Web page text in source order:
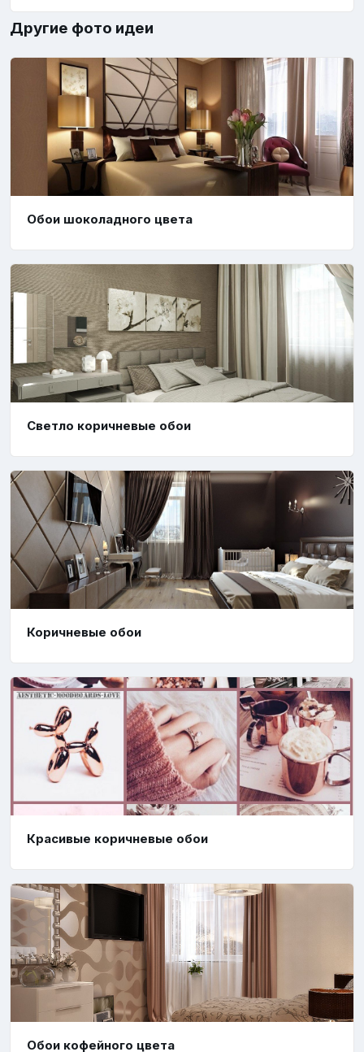
Другие фото идеи
Обои шоколадного цвета
Светло коричневые обои
Коричневые обои
Красивые коричневые обои
Обои кофейного цвета